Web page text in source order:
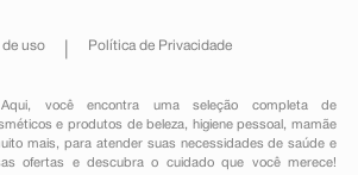
de uso Política de Privacidade
você encontra uma seleção completa de
e produtos de beleza, higiene pessoal ,mamãe
mais, para atender suas necessidades de saúde e
ofertas e descubra o cuidado que você merece!